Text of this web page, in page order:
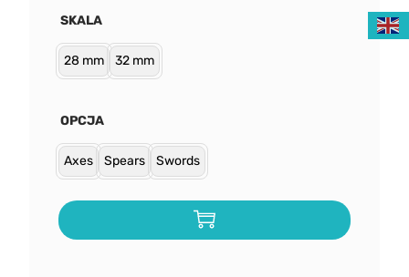
SKALA
28 mm 32 mm
OPCJA
Axes Spears Swords